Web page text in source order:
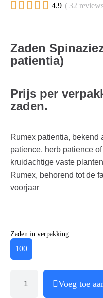
     4.9 ( 32
Zaden
patientia)
Prijs per
zaden.
Rumex patientia, bekend
patience, herb patience
kruidachtige vaste
Rumex, behorend tot de
voorjaar
Zaden in verpakking:
100
Voeg toe